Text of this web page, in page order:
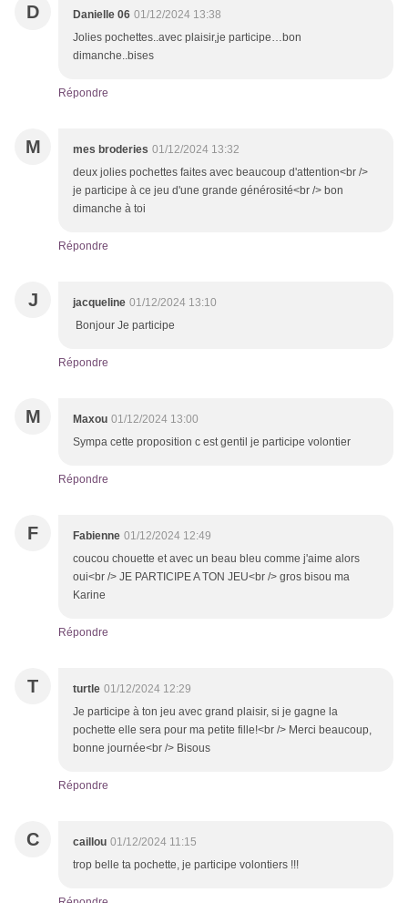
D Danielle 06 01/12/2024 13:38
Jolies pochettes..avec plaisir,je participe…bon
dimanche..bises
Répondre
M mes broderies 01/12/2024 13:32
deux jolies pochettes faites avec beaucoup d'attention<br />
je participe à ce jeu d'une grande générosité<br /> bon
dimanche à toi
Répondre
J jacqueline 01/12/2024 13:10
Bonjour Je participe
Répondre
M Maxou 01/12/2024 13:00
Sympa cette proposition c est gentil je participe volontier
Répondre
F Fabienne 01/12/2024 12:49
coucou chouette et avec un beau bleu comme j'aime alors
oui<br /> JE PARTICIPE A TON JEU<br /> gros bisou ma
Karine
Répondre
T turtle 01/12/2024 12:29
Je participe à ton jeu avec grand plaisir, si je gagne la
pochette elle sera pour ma petite fille!<br /> Merci beaucoup,
bonne journée<br /> Bisous
Répondre
C caillou 01/12/2024 11:15
trop belle ta pochette, je participe volontiers !!!